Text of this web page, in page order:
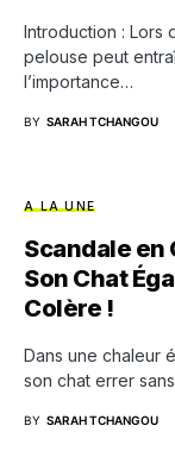
Introduction : Lors
pelouse peut
l’importance…
BY SARAH TCHANGOU
A LA UNE
Scandale en
Son Chat
Colère !
Dans une chaleur
son chat errer
BY SARAH TCHANGOU